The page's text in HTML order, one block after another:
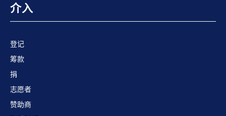
介入
登记
筹款
捐
志愿者
赞助商